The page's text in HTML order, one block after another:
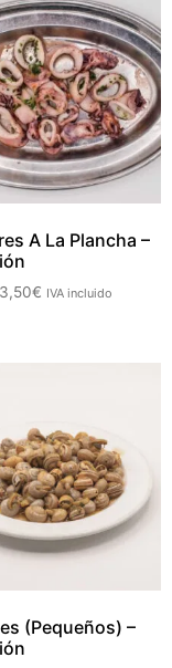
A La Plancha –
€ IVA incluido
(Pequeños) –